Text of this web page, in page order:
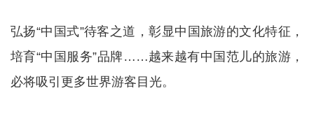
弘扬“中国式”待客之道，彰显中国旅游的文化特征，
培育“中国服务”品牌……越来越有中国范儿的旅游，
必将吸引更多世界游客目光。